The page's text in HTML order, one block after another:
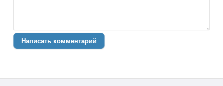
Написать комментарий